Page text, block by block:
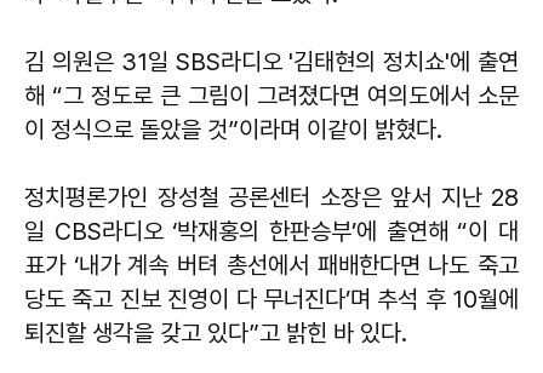
김 의원은 31일 SBS라디오 '김태현의 정치쇼'에 출연
해 “그 정도로 큰 그림이 그려졌다면 여의도에서 소문
이 정식으로 돌았을 것”이라며 이같이 밝혔다.
정치평론가인 장성철 공론센터 소장은 앞서 지난 28
일 CBS라디오 ‘박재홍의 한판승부’에 출연해 “이 대
표가 ‘내가 계속 버텨 총선에서 패배한다면 나도 죽고
당도 죽고 진보 진영이 다 무너진다’며 추석 후 10월에
퇴진할 생각을 갖고 있다”고 밝힌 바 있다.